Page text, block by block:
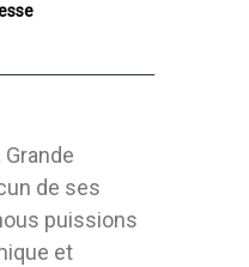
de ses
puissions
et